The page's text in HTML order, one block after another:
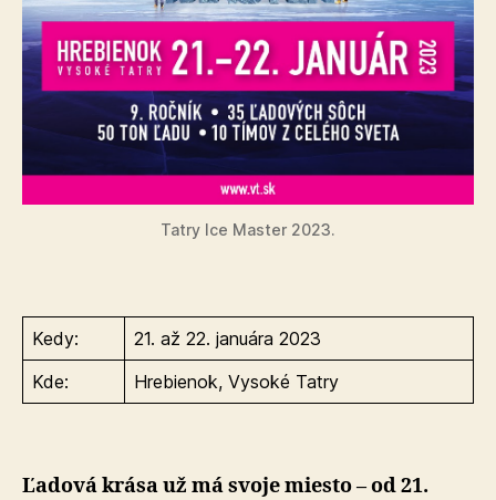
Tatry Ice Master 2023.
Kedy:
21. až 22. januára 2023
Kde:
Hrebienok, Vysoké Tatry
Ľadová krása už má svoje miesto – od 21.